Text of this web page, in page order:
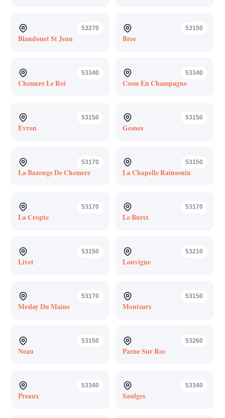
53270
Blandouet St Jean
53150
Bree
53340
Chemere Le Roi
53340
Cosse En Champagne
53150
Evron
53150
Gesnes
53170
La Bazouge De Chemere
53150
La Chapelle Rainsouin
53170
La Cropte
53170
Le Buret
53150
Livet
53210
Louvigne
53170
Meslay Du Maine
53150
Montsurs
53150
Neau
53260
Parne Sur Roc
53340
Preaux
53340
Saulges